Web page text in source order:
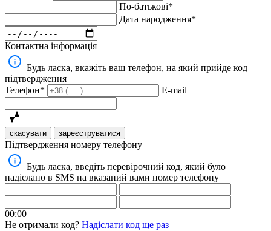
По-батькові*
Дата народження*
Контактна інформація
Будь ласка, вкажіть ваш телефон, на який прийде код
підтвердження
Телефон*
E-mail
скасувати зареєструватися
Підтвердження номеру телефону
Будь ласка, введіть перевірочний код, який було
надіслано в SMS на вказаний вами номер телефону
00:00
Не отримали код? Надіслати код ще раз